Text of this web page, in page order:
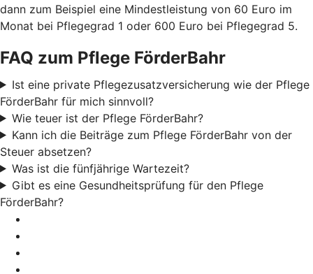
dann zum Beispiel eine Mindestleistung von 60 Euro im
Monat bei Pflegegrad 1 oder 600 Euro bei Pflegegrad 5.
FAQ zum Pflege FörderBahr
Ist eine private Pflegezusatzversicherung wie der Pflege
FörderBahr für mich sinnvoll?
Wie teuer ist der Pflege FörderBahr?
Kann ich die Beiträge zum Pflege FörderBahr von der
Steuer absetzen?
Was ist die fünfjährige Wartezeit?
Gibt es eine Gesundheitsprüfung für den Pflege
FörderBahr?